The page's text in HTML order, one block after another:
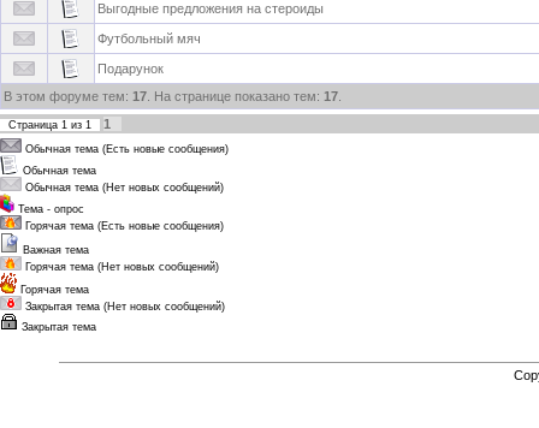
Выгодные предложения на стероиды
Футбольный мяч
Подарунок
В этом форуме тем: 17 . На странице показано тем: 17
Страница 1 из 1 1
Обычная тема (Есть новые сообщения)
Обычная тема
Обычная тема (Нет новых сообщений)
Тема - опрос
Горячая тема (Есть новые сообщения)
Важная тема
Горячая тема (Нет новых сообщений)
Горячая тема
Закрытая тема (Нет новых сообщений)
Закрытая тема